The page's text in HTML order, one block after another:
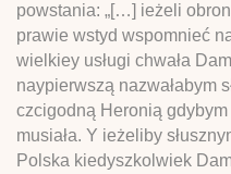
powstania: „[…] ieżeli
prawie wstyd wspomnieć
wielkiey usługi chwała
naypierwszą nazwałabym
czcigodną Heronią
musiała. Y ieżeliby
Polska kiedyszkolwiek